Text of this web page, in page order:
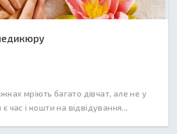
мріють багато дівчат, але не у
час і кошти на відвідування...